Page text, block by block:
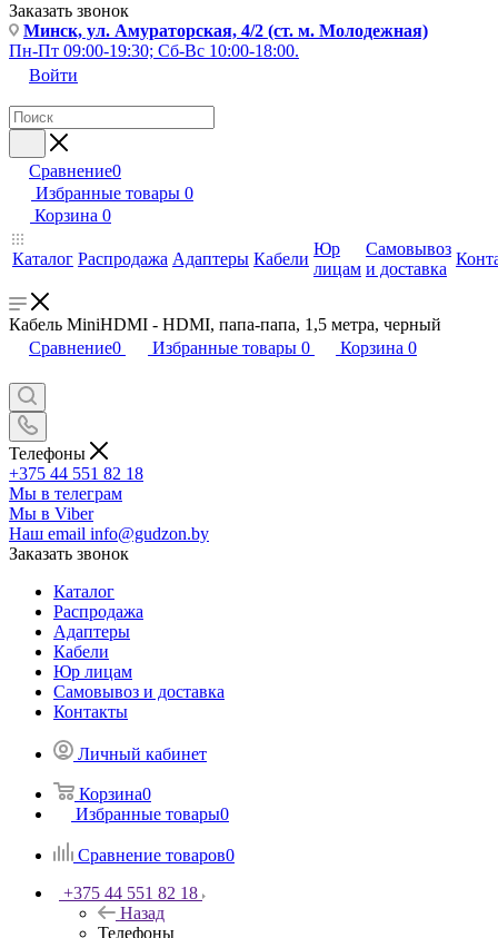
Заказать звонок
Минск, ул. Амураторская, 4/2 (ст. м. Молодежная)
Пн-Пт 09:00-19:30; Сб-Вс 10:00-18:00.
Войти
Сравнение0
Избранные товары 0
Корзина 0
Каталог Распродажа Адаптеры Кабели
Юр
лицам
Самовывоз
и доставка
Кабель MiniHDMI - HDMI, папа-папа, 1,5 метра, черный
Сравнение0 Избранные товары 0 Корзина 0
Телефоны
+375 44 551 82 18
Мы в телеграм
Мы в Viber
Наш email info@gudzon.by
Заказать звонок
Каталог
Распродажа
Адаптеры
Кабели
Юр лицам
Самовывоз и доставка
Контакты
Личный кабинет
Корзина0
Избранные товары0
Сравнение товаров0
+375 44 551 82 18
Назад
Телефоны